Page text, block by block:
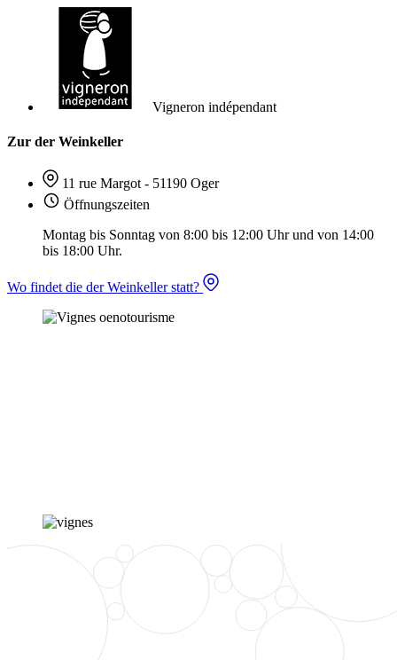
Vigneron indépendant
Zur der Weinkeller
11 rue Margot - 51190 Oger
Öffnungszeiten
Montag bis Sonntag von 8:00 bis 12:00 Uhr und von 14:00
bis 18:00 Uhr.
Wo findet die der Weinkeller statt?